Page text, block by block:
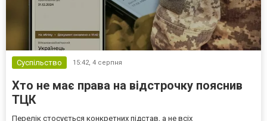
Суспільство 15:42, 4 серпня
Хто не має права на відстрочку пояснив
ТЦК
Перелік стосується конкретних підстав, а не всіх